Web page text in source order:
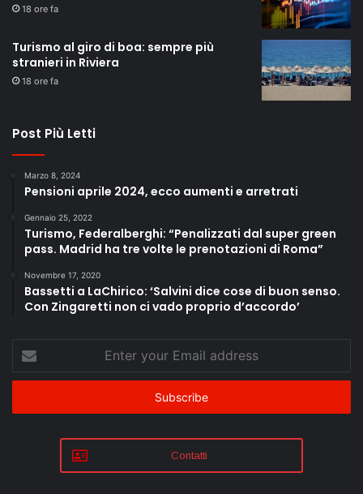
18 ore fa
Turismo al giro di boa: sempre più
stranieri in Riviera
18 ore fa
Post Più Letti
Marzo 8, 2024
Pensioni aprile 2024, ecco aumenti e arretrati
Gennaio 25, 2022
Turismo, Federalberghi: “Penalizzati dal super green
pass. Madrid ha tre volte le prenotazioni di Roma”
Novembre 17, 2020
Bassetti a LaChirico: ‘Salvini dice cose di buon senso.
Con Zingaretti non ci vado proprio d’accordo’
Enter
your
Email
Contatti